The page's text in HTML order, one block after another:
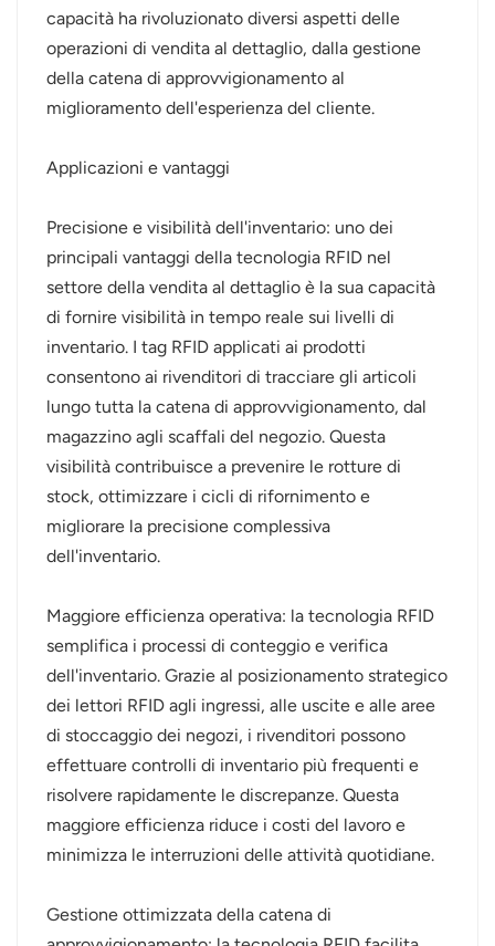
capacità ha rivoluzionato diversi aspetti delle
operazioni di vendita al dettaglio, dalla gestione
della catena di approvvigionamento al
miglioramento dell'esperienza del cliente.
Applicazioni e vantaggi
Precisione e visibilità dell'inventario: uno dei
principali vantaggi della tecnologia RFID nel
settore della vendita al dettaglio è la sua capacità
di fornire visibilità in tempo reale sui livelli di
inventario. I tag RFID applicati ai prodotti
consentono ai rivenditori di tracciare gli articoli
lungo tutta la catena di approvvigionamento, dal
magazzino agli scaffali del negozio. Questa
visibilità contribuisce a prevenire le rotture di
stock, ottimizzare i cicli di rifornimento e
migliorare la precisione complessiva
dell'inventario.
Maggiore efficienza operativa: la tecnologia RFID
semplifica i processi di conteggio e verifica
dell'inventario. Grazie al posizionamento strategico
dei lettori RFID agli ingressi, alle uscite e alle aree
di stoccaggio dei negozi, i rivenditori possono
effettuare controlli di inventario più frequenti e
risolvere rapidamente le discrepanze. Questa
maggiore efficienza riduce i costi del lavoro e
minimizza le interruzioni delle attività quotidiane.
Gestione ottimizzata della catena di